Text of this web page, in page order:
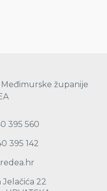
županije
395 560
395 142
Jelačića 22